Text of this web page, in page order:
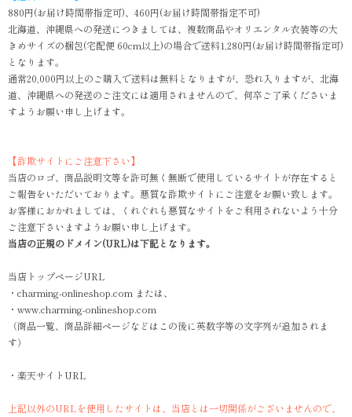
880円(お届け時間帯指定可)、460円(お届け時間帯指定不可)
北海道、沖縄県への発送につきましては、複数商品やオリエンタル衣装等の大
きめサイズの梱包(宅配便 60cm以上)の場合で送料1,280円(お届け時間帯指定可)
となります。
通常20,000円以上のご購入で送料は無料となりますが、恐れ入りますが、北海
道、沖縄県への発送のご注文には適用されませんので、何卒ご了承くださいま
すようお願い申し上げます。
【詐欺サイトにご注意下さい】
当店のロゴ、商品説明文等を許可無く無断で使用しているサイトが存在すると
ご報告をいただいております。悪質な詐欺サイトにご注意をお願い致します。
お客様におかれましては、くれぐれも悪質なサイトをご利用されないよう十分
ご注意下さいますようお願い申し上げます。
当店の正規のドメイン(URL)は下記となります。
当店トップページURL
・charming-onlineshop.com または、
・www.charming-onlineshop.com
（商品一覧、商品詳細ページなどはこの後に英数字等の文字列が追加されま
す）
・楽天サイトURL
上記以外のURLを使用したサイトは、当店とは一切関係がございませんので、